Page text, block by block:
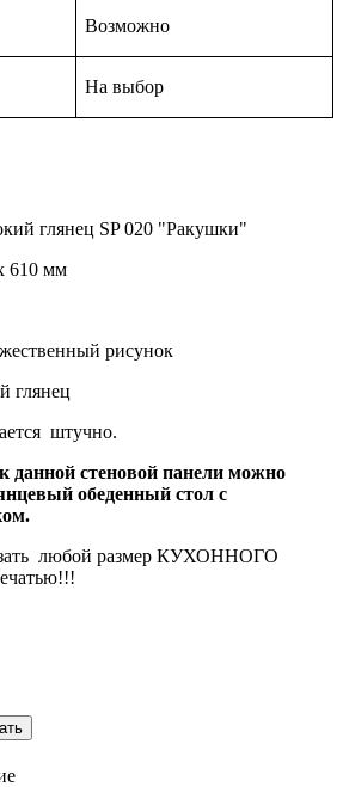
Возможно
На выбор
глянец SP 020 "Ракушки"
610 мм
рисунок
глянец
штучно.
данной стеновой панели можно
обеденный стол с
любой размер КУХОННОГО